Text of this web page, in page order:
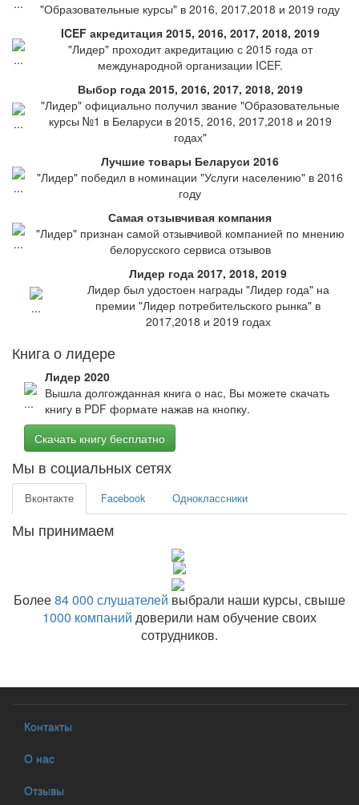
"Образовательные курсы" в 2016, 2017,2018 и 2019 году
ICEF акредитация 2015, 2016, 2017, 2018, 2019
"Лидер" проходит акредитацию с 2015 года от
международной организации ICEF.
Выбор года 2015, 2016, 2017, 2018, 2019
"Лидер" официально получил звание "Образовательные
курсы №1 в Беларуси в 2015, 2016, 2017,2018 и 2019
годах"
Лучшие товары Беларуси 2016
"Лидер" победил в номинации "Услуги населению" в 2016
году
Самая отзывчивая компания
"Лидер" признан самой отзывчивой компанией по мнению
белорусского сервиса отзывов
Лидер года 2017, 2018, 2019
Лидер был удостоен награды "Лидер года" на
премии "Лидер потребительского рынка" в
2017,2018 и 2019 годах
Книга о лидере
Лидер 2020
Вышла долгожданная книга о нас, Вы можете скачать
книгу в PDF формате нажав на кнопку.
Скачать книгу бесплатно
Мы в социальных сетях
Вконтакте Facebook Одноклассники
Мы принимаем
Более84 000 слушателей выбрали наши курсы, свыше
1000 компаний доверили нам обучение своих
сотрудников.
Контакты
О нас
Отзывы